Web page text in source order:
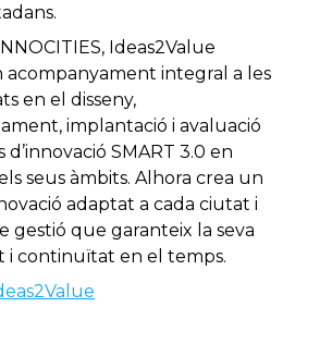
Ideas2Value
acompanyament integral a les
en el disseny,
implantació i avaluació
SMART 3.0 en
seus àmbits. Alhora crea un
adaptat a cada ciutat i
gestió que garanteix la seva
i continuïtat en el temps.